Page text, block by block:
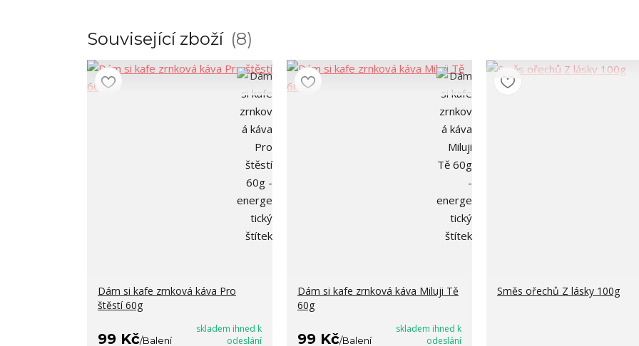
Související zboží 8
Dám si kafe zrnková káva Pro
štěstí 60g
99 Kč/Balení
skladem ihned k
odeslání
Dám si kafe zrnková káva Miluji Tě
60g
99 Kč/Balení
skladem ihned k
odeslání
Směs ořechů Z lásky 100g